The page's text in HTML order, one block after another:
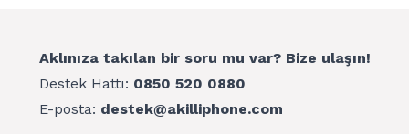
Aklınıza takılan bir soru mu var? Bize ulaşın!
Destek Hattı: 0850 520 0880
E-posta: destek@akilliphone.com